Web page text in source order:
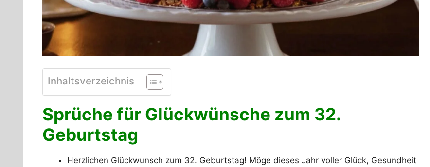
Inhaltsverzeichnis
Sprüche für Glückwünsche zum 32.
Geburtstag
Herzlichen Glückwunsch zum 32. Geburtstag! Möge dieses Jahr voller Glück, Gesundheit